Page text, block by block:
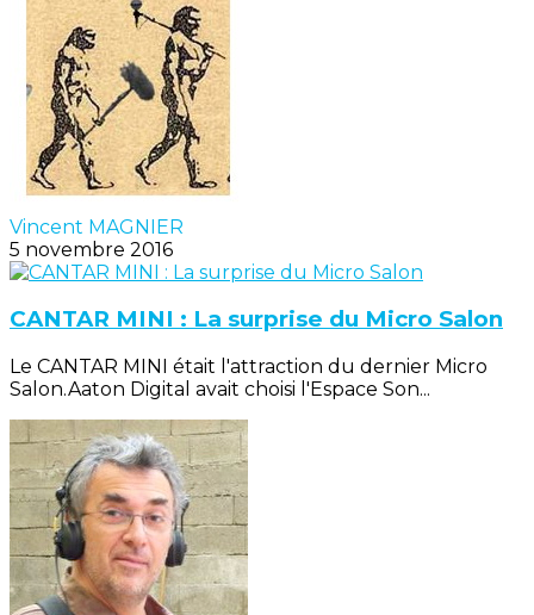
Vincent MAGNIER
5 novembre 2016
CANTAR MINI : La surprise du Micro Salon
Le CANTAR MINI était l'attraction du dernier Micro
Salon.Aaton Digital avait choisi l'Espace Son...